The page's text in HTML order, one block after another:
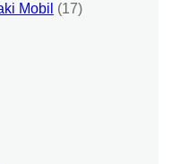
Mobil (17)